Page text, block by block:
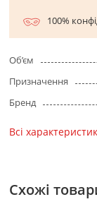
100%
Об’єм
Призначення
Бренд
Всі
Схожі